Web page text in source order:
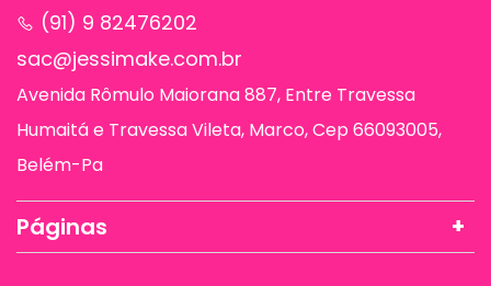
(91) 9 82476202
sac@jessimake.com.br
Avenida Rômulo Maiorana 887, Entre Travessa
Humaitá e Travessa Vileta, Marco, Cep 66093005,
Belém-Pa
Páginas